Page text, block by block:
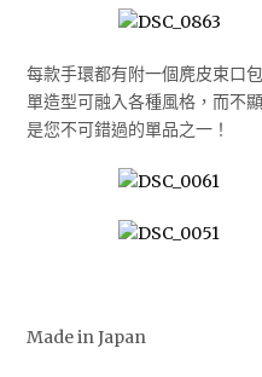
每款手環都有附一個麂皮束口
單造型可融入各種風格，而不
是您不可錯過的單品之一！
Made in Japan